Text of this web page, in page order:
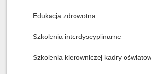
Edukacja zdrowotna
Szkolenia interdyscyplinarne
Szkolenia kierowniczej kadry